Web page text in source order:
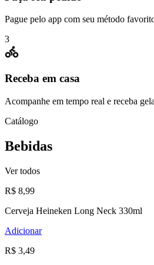
Pague pelo app com seu método
3
Receba em casa
Acompanhe em tempo real e receba
Catálogo
Bebidas
Ver todos
R$ 8,99
Cerveja Heineken Long Neck 330ml
Adicionar
R$ 3,49